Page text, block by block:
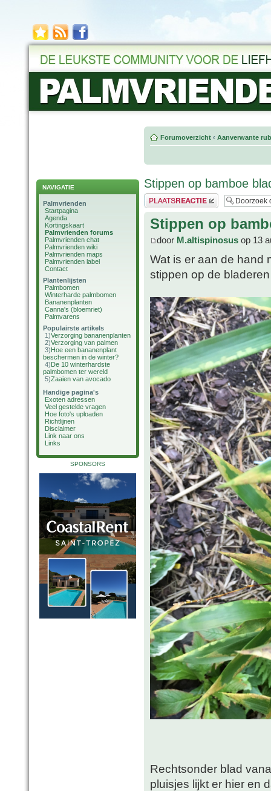
NAVIGATIE
Palmvrienden
Startpagina
Agenda
Kortingskaart
Palmvrienden forums
Palmvrienden chat
Palmvrienden wiki
Palmvrienden maps
Palmvrienden label
Contact
Plantenlijsten
Palmbomen
Winterharde palmbomen
Bananenplanten
Canna's (bloemriet)
Palmvarens
Populairste artikels
1)Verzorging bananenplanten
2)Verzorging van palmen
3)Hoe een bananenplant
beschermen in de winter?
4)De 10 winterhardste
palmbomen ter wereld
5)Zaaien van avocado
Handige pagina's
Exoten adressen
Veel gestelde vragen
Hoe foto's uploaden
Richtlijnen
Disclaimer
Link naar ons
Links
SPONSORS
Forumoverzicht ‹ Aanverwante
Stippen op bamboe
Plaats een reactie
Stippen op
door M.altispinosus op 13
Wat is er aan de hand
stippen op de bladeren
Rechtsonder blad
pluisjes lijkt er hier en